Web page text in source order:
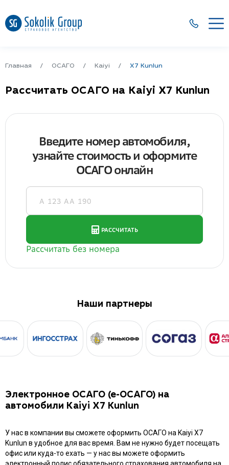
Главная ОСАГО Kaiyi X7 Kunlun
Рассчитать ОСАГО на Kaiyi X7 Kunlun
Наши партнеры
Электронное ОСАГО (е-ОСАГО) на
автомобили Kaiyi X7 Kunlun
У нас в компании вы сможете оформить ОСАГО на Kaiyi X7
Kunlun в удобное для вас время. Вам не нужно будет посещать
офис или куда-то ехать — у нас вы можете оформить